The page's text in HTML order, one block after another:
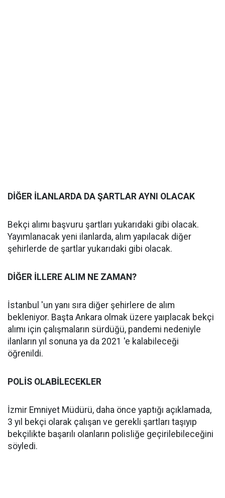
DİĞER İLANLARDA DA ŞARTLAR AYNI OLACAK
Bekçi alımı başvuru şartları yukarıdaki gibi olacak.
Yayımlanacak yeni ilanlarda, alım yapılacak diğer
şehirlerde de şartlar yukarıdaki gibi olacak.
DİĞER İLLERE ALIM NE ZAMAN?
İstanbul 'un yanı sıra diğer şehirlere de alım
bekleniyor. Başta Ankara olmak üzere yaıplacak bekçi
alımı için çalışmaların sürdüğü, pandemi nedeniyle
ilanların yıl sonuna ya da 2021 'e kalabileceği
öğrenildi.
POLİS OLABİLECEKLER
İzmir Emniyet Müdürü, daha önce yaptığı açıklamada,
3 yıl bekçi olarak çalışan ve gerekli şartları taşıyıp
bekçilikte başarılı olanların polisliğe geçirilebileceğini
söyledi.